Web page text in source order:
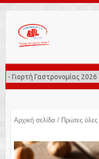
Αρχική σελίδα / Πρώτες